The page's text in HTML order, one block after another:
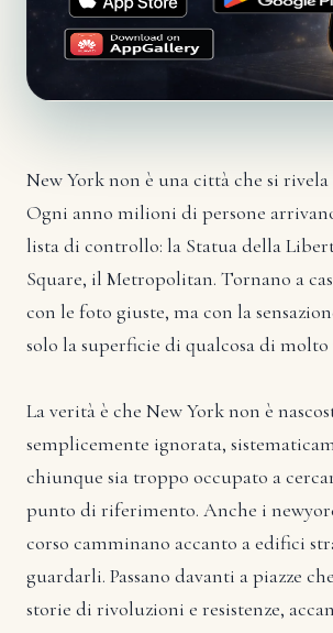
New York non è una città che si
Ogni anno milioni di persone
lista di controllo: la Statua della
Square, il Metropolitan. Tornano a
con le foto giuste, ma con la
solo la superficie di qualcosa di
La verità è che New York non è
semplicemente ignorata,
chiunque sia troppo occupato a
punto di riferimento. Anche i
corso camminano accanto a edifici
guardarli. Passano davanti a piazze
storie di rivoluzioni e resistenze,